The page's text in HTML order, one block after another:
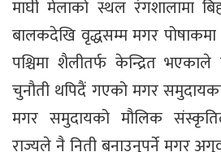
माघी मेलाको स्थल रंगशालामा
बालकदेखि वृद्धसम्म मगर
पश्चिमा शैलीतर्फ केन्द्रित
चुनौती थपिदैं गएको मगर
मगर समुदायको मौलिक
राज्यले नै निती बनाउनुपर्ने मगर